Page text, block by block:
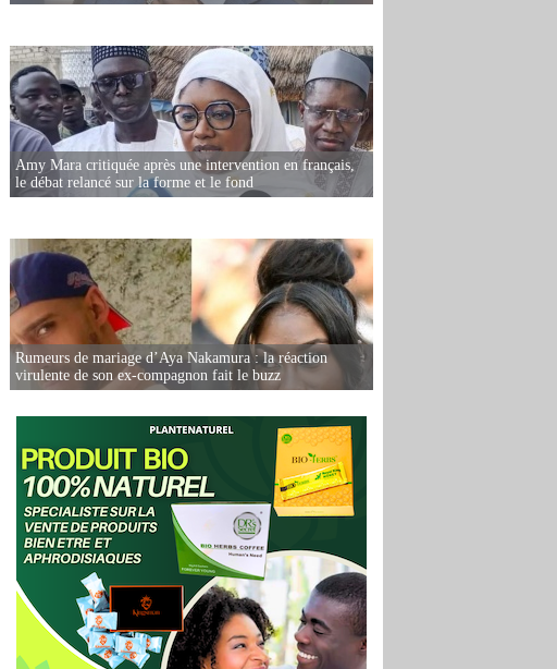
Amy Mara critiquée après une intervention en français,
le débat relancé sur la forme et le fond
Rumeurs de mariage d’Aya Nakamura : la réaction
virulente de son ex-compagnon fait le buzz